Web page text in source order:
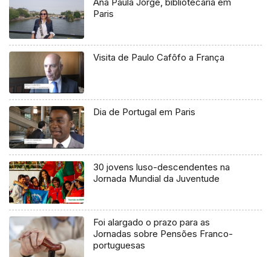
Paris
Visita de Paulo Cafôfo a França
Dia de Portugal em Paris
30 jovens luso-descendentes na
Jornada Mundial da Juventude
Foi alargado o prazo para as
Jornadas sobre Pensões Franco-
portuguesas